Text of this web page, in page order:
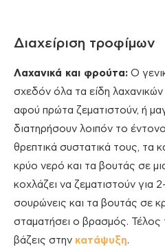
Διαχείριση τροφίμων
Λαχανικά και φρούτα: Ο
σχεδόν όλα τα είδη
αφού πρώτα ζεματιστούν, ή
διατηρήσουν λοιπόν το
θρεπτικά συστατικά τους, τα
κρύο νερό και τα βουτάς σε
κοχλάζει να ζεματιστούν για
σουρώνεις και τα βουτάς σε
σταματήσει ο βρασμός. Τέλος
βάζεις στην κατάψυξη.